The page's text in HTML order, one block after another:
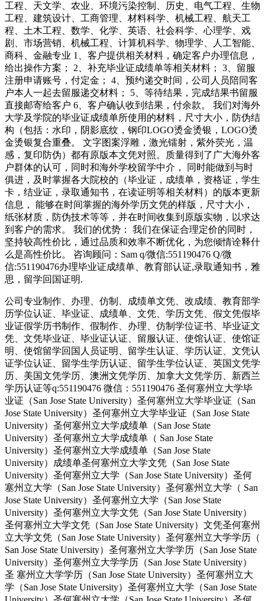
工程、天文学、农业、环境污染控制、历史、电气工程、生物
工程、建筑设计、工商管理、材料科学、机械工程、航天工
程、土木工程、数学、化学、英语、社会科学、心理学、戏
剧、市场营销、机械工程、计算机科学、物理学、人工智能、
商科、金融专业 1、客户提供相关材料，确定客户办理信息，
给出操作方案； 2、补充毕业证成绩单等相关材料； 3、留服
注册申请账号，付定金； 4、预约递交时间，公司人员陪同客
户本人一起去留服递交材料； 5、等待结果，完成结果书留服
直接邮寄给客户 6、客户确认收到结果，付余款。 我们对海外
大学及学院的毕业证成绩单所使用的材料，尺寸大小，防伪结
构（包括：水印，阴影底纹，钢印LOGO烫金烫银，LOGO烫
金烫银复合重叠。 文字图案浮雕，激光镭射，紫外荧光，温
感，复印防伪）都有原版本文凭对照。质量得到了广大海外客
户群体的认可，同时和海外学校留学中介， 同时能做到与时
俱进，及时掌握各大院校的（毕业证，成绩单，资格证，学生
卡，结业证，录取通知书，在读证明等相关材料）的版本更新
信息， 能够在时间掌握的海外学历文凭的样版，尺寸大小，
纸张材质，防伪技术等等，并在时间收集到原版实物，以求达
到客户的需求。 我们的优势： 我们在保证合理定价的同时，
坚持较高性价比，通过品质和效率不断优化，为您倾情诠释什
么是高性价比。 咨询顾问：Sam q/微信:551190476 Q/微
信:551190476办理毕业证成绩单、教育部认证,录取通知书，雅
思，留学回国证明.
公司专业制作、办理、仿制、成绩单文凭、改成绩、教育部学
历学位认证、毕业证、成绩单、文凭、学历文凭、假文凭假毕
业证假学历书制作、假制作、办理、仿制学位证书、毕业证文
凭、文凭毕业证、毕业证认证、留服认证、使馆认证、使馆证
明、使馆留学回国人员证明、留学生认证、学历认证、文凭认
证学位认证、留学生学历认证、留学生学位认证、英国文凭学
历、美国文凭学历、澳洲文凭学历、加拿大文凭学历、新西兰
学历认证等q:551190476 微信：551190476 圣何塞州立大学毕
业证（San Jose State University）圣何塞州立大学毕业证（San
Jose State University）圣何塞州立大学毕业证（San Jose State
University）圣何塞州立大学成绩单（San Jose State
University）圣何塞州立大学成绩单（ San Jose State
University）圣何塞州立大学成绩单（San Jose State
University）成绩单圣何塞州立大学文凭（San Jose State
University）圣何塞州立大学（San Jose State University）圣何
塞州立大学（San Jose State University）圣何塞州立大学（ San
Jose State University）圣何塞州立大学（San Jose State
University）圣何塞州立大学文凭（San Jose State University）
圣何塞州立大学文凭（San Jose State University）文凭圣何塞州
立大学文凭（San Jose State University）圣何塞州立大学学历（
San Jose State University）圣何塞州立大学学历（San Jose State
University）圣何塞州立大学学历（San Jose State University）
圣 塞州立大学学历（San Jose State University）圣何塞州立大
学（San Jose State University）圣何塞州立大学（San Jose State